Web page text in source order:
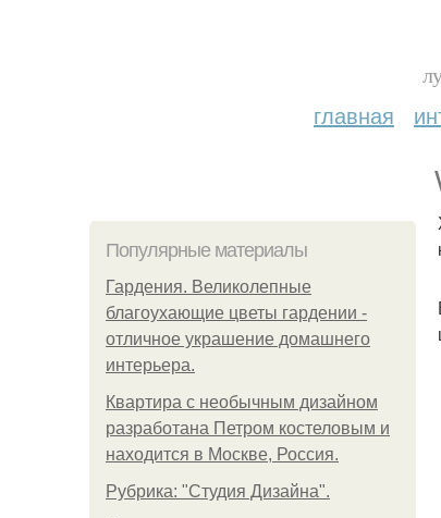
главная
Популярные материалы
Гардения. Великолепные
благоухающие цветы гардении -
отличное украшение домашнего
интерьера.
Квартира с необычным дизайном
разработана Петром костеловым и
находится в Москве, Россия.
Рубрика: "Студия Дизайна".